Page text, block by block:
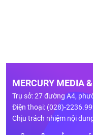
MERCURY MEDIA
Trụ sở: 27 đường A4,
Điện thoại: (028)-
Chịu trách nhiệm nội